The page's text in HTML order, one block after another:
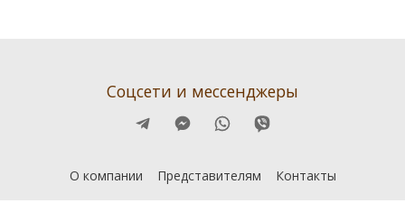
Соцсети и мессенджеры
О компании Представителям Контакты